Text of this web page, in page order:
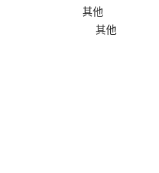
其他
其他